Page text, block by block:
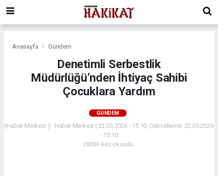
Anasayfa Gündem
Denetimli Serbestlik
Müdürlüğü’nden İhtiyaç Sahibi
Çocuklara Yardım
GÜNDEM
(Haber Merkezi ) - Haber Merkezi | 22.05.2026 - 15:10, Güncelleme: 22.05.2026
- 15:10
2803+ kez okundu.